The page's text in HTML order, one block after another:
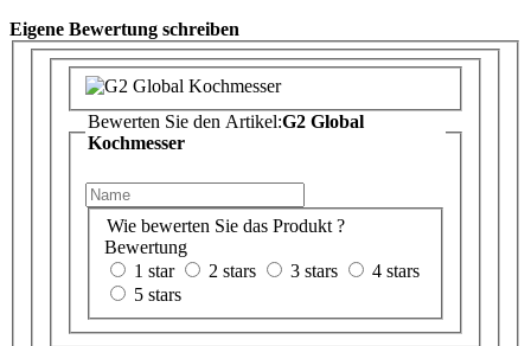
Eigene Bewertung schreiben
Bewerten Sie den Artikel:G2 Global
Kochmesser
Wie bewerten Sie das Produkt ?
Bewertung
1 star
2 stars 3 stars
4 stars
5 stars